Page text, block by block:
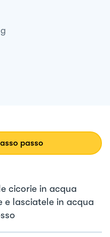
g
passo
cicorie in acqua
e lasciatele in acqua